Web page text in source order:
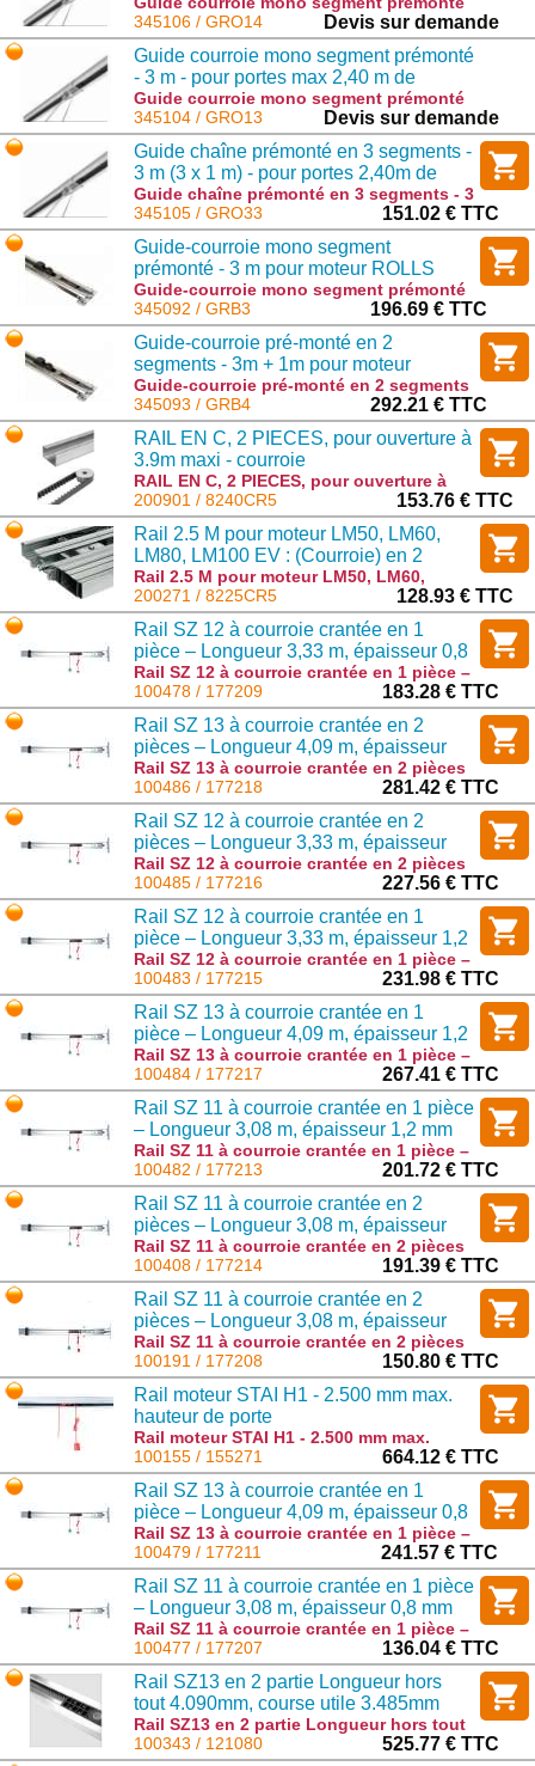
- 4 m - pour portes 3,40 m de hauteur :
GRO14
345106 / GRO14
Devis sur demande
Guide courroie mono segment prémonté
- 3 m - pour portes max 2,40 m de
hauteur
Guide courroie mono segment prémonté
- 3 m - pour portes max 2,40 m de hauteur
: GRO13
345104 / GRO13
Devis sur demande
Guide chaîne prémonté en 3 segments -
3 m (3 x 1 m) - pour portes 2,40m de
hauteur
Guide chaîne prémonté en 3 segments - 3
m (3 x 1 m) - pour portes 2,40m de
hauteur : GRO33
345105 / GRO33
151.02 € TTC
Guide-courroie mono segment
prémonté - 3 m pour moteur ROLLS
Guide-courroie mono segment prémonté
- 3 m pour moteur ROLLS : GRB3
345092 / GRB3
196.69 € TTC
Guide-courroie pré-monté en 2
segments - 3m + 1m pour moteur
ROLLS
Guide-courroie pré-monté en 2 segments
- 3m + 1m pour moteur ROLLS : GRB4
345093 / GRB4
292.21 € TTC
RAIL EN C, 2 PIECES, pour ouverture à
3.9m maxi - courroie
RAIL EN C, 2 PIECES, pour ouverture à
3.9m maxi - courroie : 8240CR5
200901 / 8240CR5
153.76 € TTC
Rail 2.5 M pour moteur LM50, LM60,
LM80, LM100 EV : (Courroie) en 2
pièces
Rail 2.5 M pour moteur LM50, LM60,
LM80, LM100 EV : (Courroie) en 2 pièces :
8225CR5
200271 / 8225CR5
128.93 € TTC
Rail SZ 12 à courroie crantée en 1
pièce – Longueur 3,33 m, épaisseur 0,8
mm (Disponible en agence uniquement)
Rail SZ 12 à courroie crantée en 1 pièce –
Longueur 3,33 m, épaisseur 0,8 mm
(Disponible en agence uniquement) :
177209
100478 / 177209
183.28 € TTC
Rail SZ 13 à courroie crantée en 2
pièces – Longueur 4,09 m, épaisseur
1,2 mm (Disponible en agence
uniquement)
Rail SZ 13 à courroie crantée en 2 pièces
– Longueur 4,09 m, épaisseur 1,2 mm
(Disponible en agence uniquement) :
177218
100486 / 177218
281.42 € TTC
Rail SZ 12 à courroie crantée en 2
pièces – Longueur 3,33 m, épaisseur
1,2 mm
Rail SZ 12 à courroie crantée en 2 pièces
– Longueur 3,33 m, épaisseur 1,2 mm :
177216
100485 / 177216
227.56 € TTC
Rail SZ 12 à courroie crantée en 1
pièce – Longueur 3,33 m, épaisseur 1,2
mm (Disponible en agence uniquement)
Rail SZ 12 à courroie crantée en 1 pièce –
Longueur 3,33 m, épaisseur 1,2 mm
(Disponible en agence uniquement) :
177215
100483 / 177215
231.98 € TTC
Rail SZ 13 à courroie crantée en 1
pièce – Longueur 4,09 m, épaisseur 1,2
mm (Disponible en agence uniquement)
Rail SZ 13 à courroie crantée en 1 pièce –
Longueur 4,09 m, épaisseur 1,2 mm
(Disponible en agence uniquement) :
177217
100484 / 177217
267.41 € TTC
Rail SZ 11 à courroie crantée en 1 pièce
– Longueur 3,08 m, épaisseur 1,2 mm
(Disponible en agence uniquement)
Rail SZ 11 à courroie crantée en 1 pièce –
Longueur 3,08 m, épaisseur 1,2 mm
(Disponible en agence uniquement) :
177213
100482 / 177213
201.72 € TTC
Rail SZ 11 à courroie crantée en 2
pièces – Longueur 3,08 m, épaisseur
1,2 mm
Rail SZ 11 à courroie crantée en 2 pièces
– Longueur 3,08 m, épaisseur 1,2 mm :
177214
100408 / 177214
191.39 € TTC
Rail SZ 11 à courroie crantée en 2
pièces – Longueur 3,08 m, épaisseur
0,8 mm
Rail SZ 11 à courroie crantée en 2 pièces
– Longueur 3,08 m, épaisseur 0,8 mm :
177208
100191 / 177208
150.80 € TTC
Rail moteur STAI H1 - 2.500 mm max.
hauteur de porte
Rail moteur STAI H1 - 2.500 mm max.
hauteur de porte : 155271
100155 / 155271
664.12 € TTC
Rail SZ 13 à courroie crantée en 1
pièce – Longueur 4,09 m, épaisseur 0,8
mm (Disponible en agence uniquement)
Rail SZ 13 à courroie crantée en 1 pièce –
Longueur 4,09 m, épaisseur 0,8 mm
(Disponible en agence uniquement) :
177211
100479 / 177211
241.57 € TTC
Rail SZ 11 à courroie crantée en 1 pièce
– Longueur 3,08 m, épaisseur 0,8 mm
(Disponible en agence uniquement)
Rail SZ 11 à courroie crantée en 1 pièce –
Longueur 3,08 m, épaisseur 0,8 mm
(Disponible en agence uniquement) :
177207
100477 / 177207
136.04 € TTC
Rail SZ13 en 2 partie Longueur hors
tout 4.090mm, course utile 3.485mm
Rail SZ13 en 2 partie Longueur hors tout
4.090mm, course utile 3.485mm : 121080
100343 / 121080
525.77 € TTC